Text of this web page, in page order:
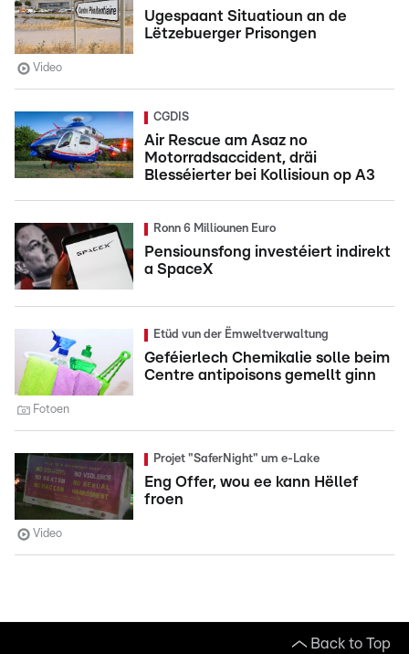
Ugespaant Situatioun an de
Lëtzebuerger Prisongen
Video
CGDIS
Air Rescue am Asaz no
Motorradsaccident, dräi
Blesséierter bei Kollisioun op A3
Ronn 6 Milliounen Euro
Pensiounsfong investéiert indirekt
a SpaceX
Etüd vun der Ëmweltverwaltung
Geféierlech Chemikalie solle beim
Centre antipoisons gemellt ginn
Fotoen
Projet "SaferNight" um e-Lake
Eng Offer, wou ee kann Hëllef
froen
Video
Back to Top